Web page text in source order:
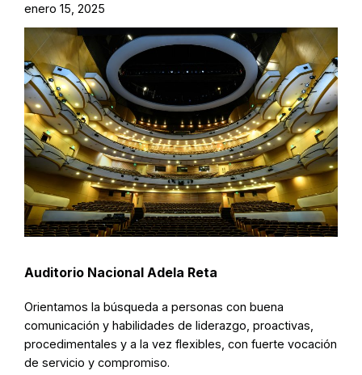
enero 15, 2025
Auditorio Nacional Adela Reta
Orientamos la búsqueda a personas con buena
comunicación y habilidades de liderazgo, proactivas,
procedimentales y a la vez flexibles, con fuerte vocación
de servicio y compromiso.